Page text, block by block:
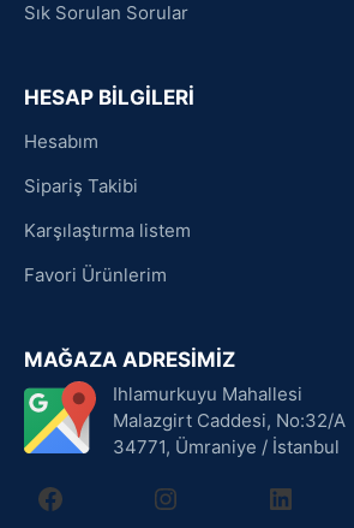
Sık Sorulan Sorular
HESAP BİLGİLERİ
Hesabım
Sipariş Takibi
Karşılaştırma listem
Favori Ürünlerim
MAĞAZA ADRESİMİZ
Ihlamurkuyu Mahallesi
Malazgirt Caddesi, No:32/A
34771, Ümraniye / İstanbul
facebookinstagramlinkedin